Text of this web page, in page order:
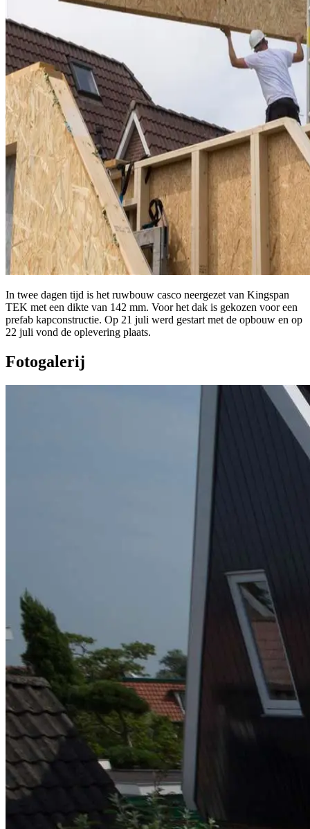
In twee dagen tijd is het ruwbouw casco neergezet van Kingspan
TEK met een dikte van 142 mm. Voor het dak is gekozen voor een
prefab kapconstructie. Op 21 juli werd gestart met de opbouw en op
22 juli vond de oplevering plaats.
Fotogalerij